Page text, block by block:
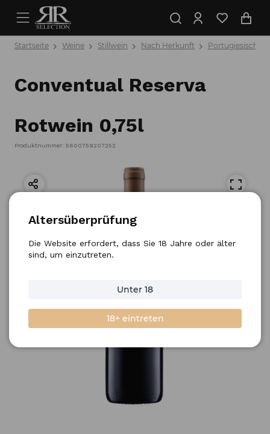
Startseite Weine Stillwein Nach Herkunft Portugiesische
Conventual Reserva
Rotwein 0,75l
Produktnummer: 5600759207252
Altersüberprüfung
Die Website erfordert, dass Sie 18 Jahre oder älter
sind, um einzutreten.
Unter 18
18+ eintreten